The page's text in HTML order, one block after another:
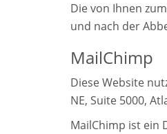
Die von Ihnen
und nach der
MailChimp
Diese Website
NE, Suite 5000,
MailChimp ist ein